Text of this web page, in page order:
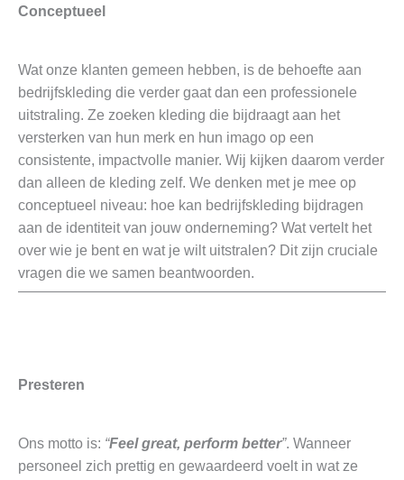
Conceptueel
Wat onze klanten gemeen hebben, is de behoefte aan
bedrijfskleding die verder gaat dan een professionele
uitstraling. Ze zoeken kleding die bijdraagt aan het
versterken van hun merk en hun imago op een
consistente, impactvolle manier. Wij kijken daarom verder
dan alleen de kleding zelf. We denken met je mee op
conceptueel niveau: hoe kan bedrijfskleding bijdragen
aan de identiteit van jouw onderneming? Wat vertelt het
over wie je bent en wat je wilt uitstralen? Dit zijn cruciale
vragen die we samen beantwoorden.
Presteren
Ons motto is: “Feel great, perform better”. Wanneer
personeel zich prettig en gewaardeerd voelt in wat ze